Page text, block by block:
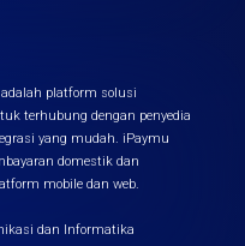
platform solusi
terhubung dengan penyedia
yang mudah. iPaymu
domestik dan
mobile dan web.
dan Informatika